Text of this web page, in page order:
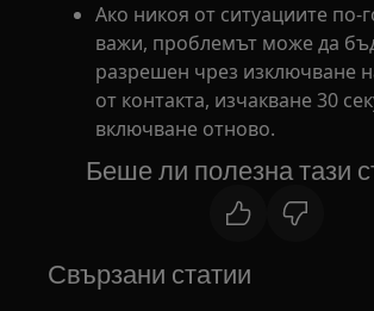
Ако никоя от ситуациите по-
важи, проблемът може да
разрешен чрез изключване
от контакта, изчакване 30
включване отново.
Беше ли полезна тази
Свързани статии